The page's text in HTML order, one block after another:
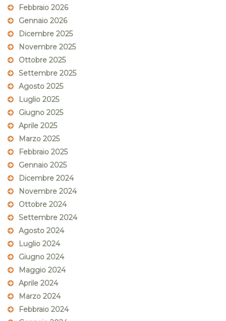
Febbraio 2026
Gennaio 2026
Dicembre 2025
Novembre 2025
Ottobre 2025
Settembre 2025
Agosto 2025
Luglio 2025
Giugno 2025
Aprile 2025
Marzo 2025
Febbraio 2025
Gennaio 2025
Dicembre 2024
Novembre 2024
Ottobre 2024
Settembre 2024
Agosto 2024
Luglio 2024
Giugno 2024
Maggio 2024
Aprile 2024
Marzo 2024
Febbraio 2024